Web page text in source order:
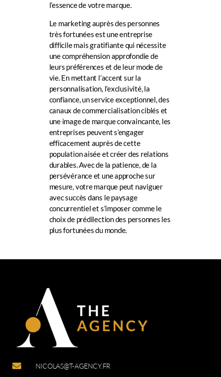
l’essence de votre marque.
Le marketing auprès des personnes
très fortunées est une entreprise
difficile mais gratifiante qui nécessite
une compréhension approfondie de
leurs préférences et de leur mode de
vie. En mettant l’accent sur la
personnalisation, l’exclusivité, la
confiance, un service exceptionnel, des
canaux de commercialisation ciblés et
une image de marque convaincante, les
entreprises peuvent s’engager
efficacement auprès de cette
population aisée et créer des relations
durables. Avec de la patience, de la
persévérance et une approche sur
mesure, votre marque peut naviguer
avec succès dans le paysage
concurrentiel et s’imposer comme le
choix de prédilection des personnes les
plus fortunées du monde.
NICOLAS@T-AGENCY.FR